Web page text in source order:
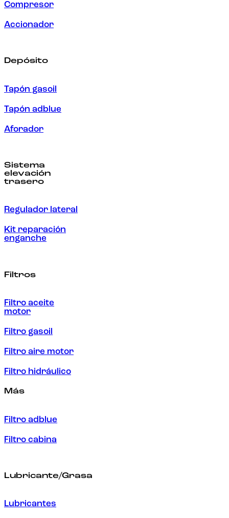
Compresor
Accionador
Depósito
Tapón gasoil
Tapón adblue
Aforador
Sistema
elevación
trasero
Regulador lateral
Kit reparación
enganche
Filtros
Filtro aceite
motor
Filtro gasoil
Filtro aire motor
Filtro hidráulico
Más
Filtro adblue
Filtro cabina
Lubricante/Grasa
Lubricantes